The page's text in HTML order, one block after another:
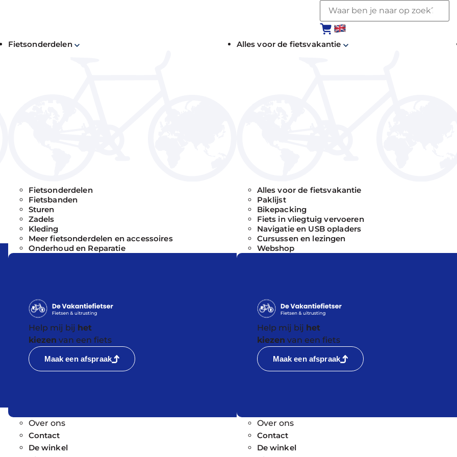
Fietsonderdelen
Fietsonderdelen
Fietsbanden
Sturen
Zadels
Kleding
Meer fietsonderdelen en accessoires
Onderhoud en Reparatie
Help mij bij het
kiezen van een fiets
Maak een afspraak
Over ons
Contact
De winkel
Alles voor de fietsvakantie
Alles voor de fietsvakantie
Paklijst
Bikepacking
Fiets in vliegtuig vervoeren
Navigatie en USB opladers
Cursussen en lezingen
Webshop
Help mij bij het
kiezen van een fiets
Maak een afspraak
Over ons
Contact
De winkel
bij de
aantal